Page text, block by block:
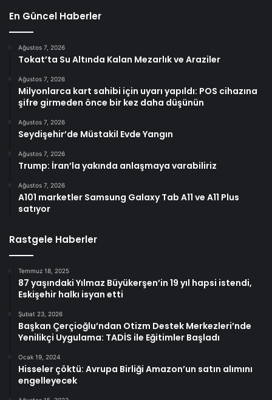
En Güncel Haberler
Ağustos 7, 2026
Tokat’ta Su Altında Kalan Mezarlık ve Araziler
Ağustos 7, 2026
Milyonlarca kart sahibi için uyarı yapıldı: POS cihazına
şifre girmeden önce bir kez daha düşünün
Ağustos 7, 2026
Seydişehir’de Müstakil Evde Yangın
Ağustos 7, 2026
Trump: İran’la yakında anlaşmaya varabiliriz
Ağustos 7, 2026
A101 marketler Samsung Galaxy Tab A11 ve A11 Plus
satıyor
Rastgele Haberler
Temmuz 18, 2025
87 yaşındaki Yılmaz Büyükerşen’in 19 yıl hapsi istendi,
Eskişehir halkı isyan etti
Şubat 23, 2026
Başkan Çerçioğlu’ndan Otizm Destek Merkezleri’nde
Yenilikçi Uygulama: TADİS ile Eğitimler Başladı
Ocak 19, 2024
Hisseler çöktü: Avrupa Birliği Amazon’un satın alımını
engelleyecek